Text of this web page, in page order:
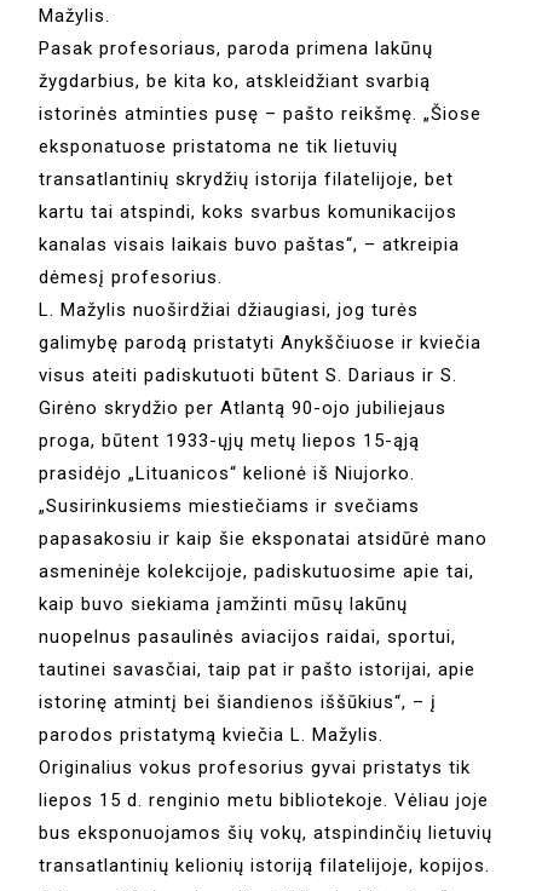
Mažylis.
Pasak profesoriaus, paroda primena lakūnų
žygdarbius, be kita ko, atskleidžiant svarbią
istorinės atminties pusę – pašto reikšmę. „Šiose
eksponatuose pristatoma ne tik lietuvių
transatlantinių skrydžių istorija filatelijoje, bet
kartu tai atspindi, koks svarbus komunikacijos
kanalas visais laikais buvo paštas“, – atkreipia
dėmesį profesorius.
L. Mažylis nuoširdžiai džiaugiasi, jog turės
galimybę parodą pristatyti Anykščiuose ir kviečia
visus ateiti padiskutuoti būtent S. Dariaus ir S.
Girėno skrydžio per Atlantą 90-ojo jubiliejaus
proga, būtent 1933-ųjų metų liepos 15-ąją
prasidėjo „Lituanicos“ kelionė iš Niujorko.
„Susirinkusiems miestiečiams ir svečiams
papasakosiu ir kaip šie eksponatai atsidūrė mano
asmeninėje kolekcijoje, padiskutuosime apie tai,
kaip buvo siekiama įamžinti mūsų lakūnų
nuopelnus pasaulinės aviacijos raidai, sportui,
tautinei savasčiai, taip pat ir pašto istorijai, apie
istorinę atmintį bei šiandienos iššūkius“, – į
parodos pristatymą kviečia L. Mažylis.
Originalius vokus profesorius gyvai pristatys tik
liepos 15 d. renginio metu bibliotekoje. Vėliau joje
bus eksponuojamos šių vokų, atspindinčių lietuvių
transatlantinių kelionių istoriją filatelijoje, kopijos.